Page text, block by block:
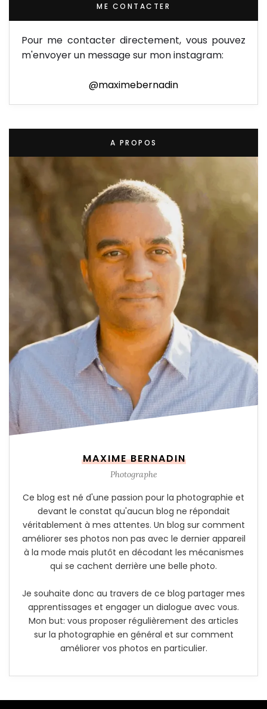
ME CONTACTER
Pour me contacter directement, vous pouvez
m'envoyer un message sur mon instagram:
@maximebernadin
A PROPOS
MAXIME BERNADIN
Photographe
Ce blog est né d'une passion pour la photographie et
devant le constat qu'aucun blog ne répondait
véritablement à mes attentes. Un blog sur comment
améliorer ses photos non pas avec le dernier appareil
à la mode mais plutôt en décodant les mécanismes
qui se cachent derrière une belle photo.
Je souhaite donc au travers de ce blog partager mes
apprentissages et engager un dialogue avec vous.
Mon but: vous proposer régulièrement des articles
sur la photographie en général et sur comment
améliorer vos photos en particulier.